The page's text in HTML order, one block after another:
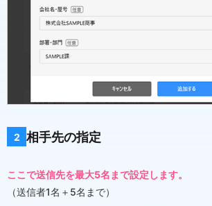
2 相手先の指定
ここで送信先を最大5名まで設定します。
（送信者1名＋5名まで）